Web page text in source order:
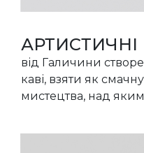
від Галичини
каві, взяти як
мистецтва, над яким